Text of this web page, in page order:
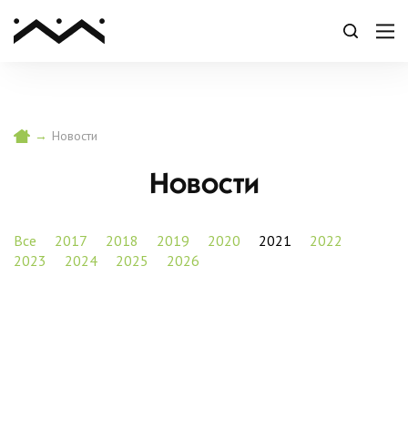
→ Новости
Новости
Все 2017 2018 2019 2020 2021
2022
2023
2024 2025 2026